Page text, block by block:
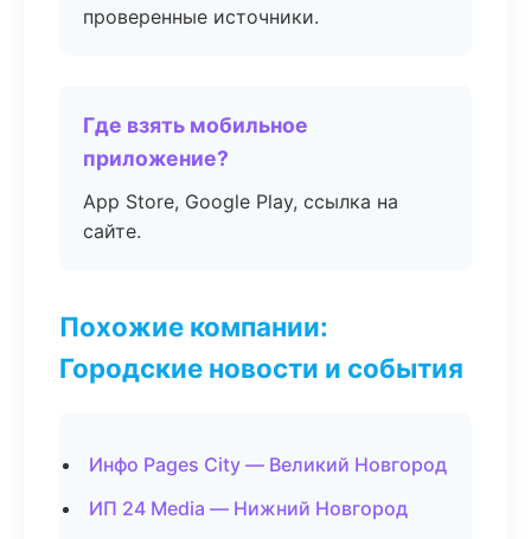
проверенные источники.
Где взять мобильное
приложение?
App Store, Google Play, ссылка на
сайте.
Похожие компании:
Городские новости и события
Инфо Pages City — Великий Новгород
ИП 24 Media — Нижний Новгород